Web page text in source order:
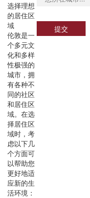
选择理想
的居住区
域
伦敦是一
个多元文
化和多样
性极强的
城市，拥
有各种不
同的社区
和居住区
域。在选
择居住区
域时，考
虑以下几
个方面可
以帮助您
更好地适
应新的生
活环境：
提交